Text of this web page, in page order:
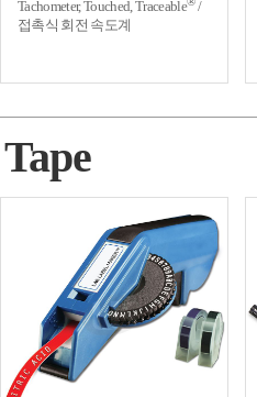
Tachometer, Touched, Traceable /
접촉식 회전 속도계
Tape